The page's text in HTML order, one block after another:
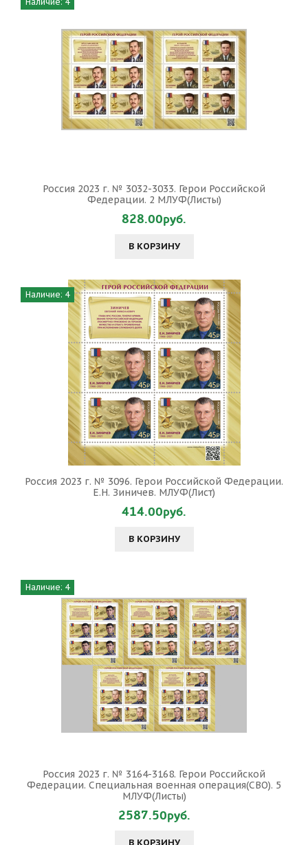
Россия 2023 г. № 3032-3033. Герои Российской
Федерации. 2 МЛУФ(Листы)
828.00руб.
В КОРЗИНУ
Наличие: 4
Россия 2023 г. № 3096. Герои Российской Федерации.
Е.Н. Зиничев. МЛУФ(Лист)
414.00руб.
В КОРЗИНУ
Наличие: 4
Россия 2023 г. № 3164-3168. Герои Российской
Федерации. Специальная военная операция(СВО). 5
МЛУФ(Листы)
2587.50руб.